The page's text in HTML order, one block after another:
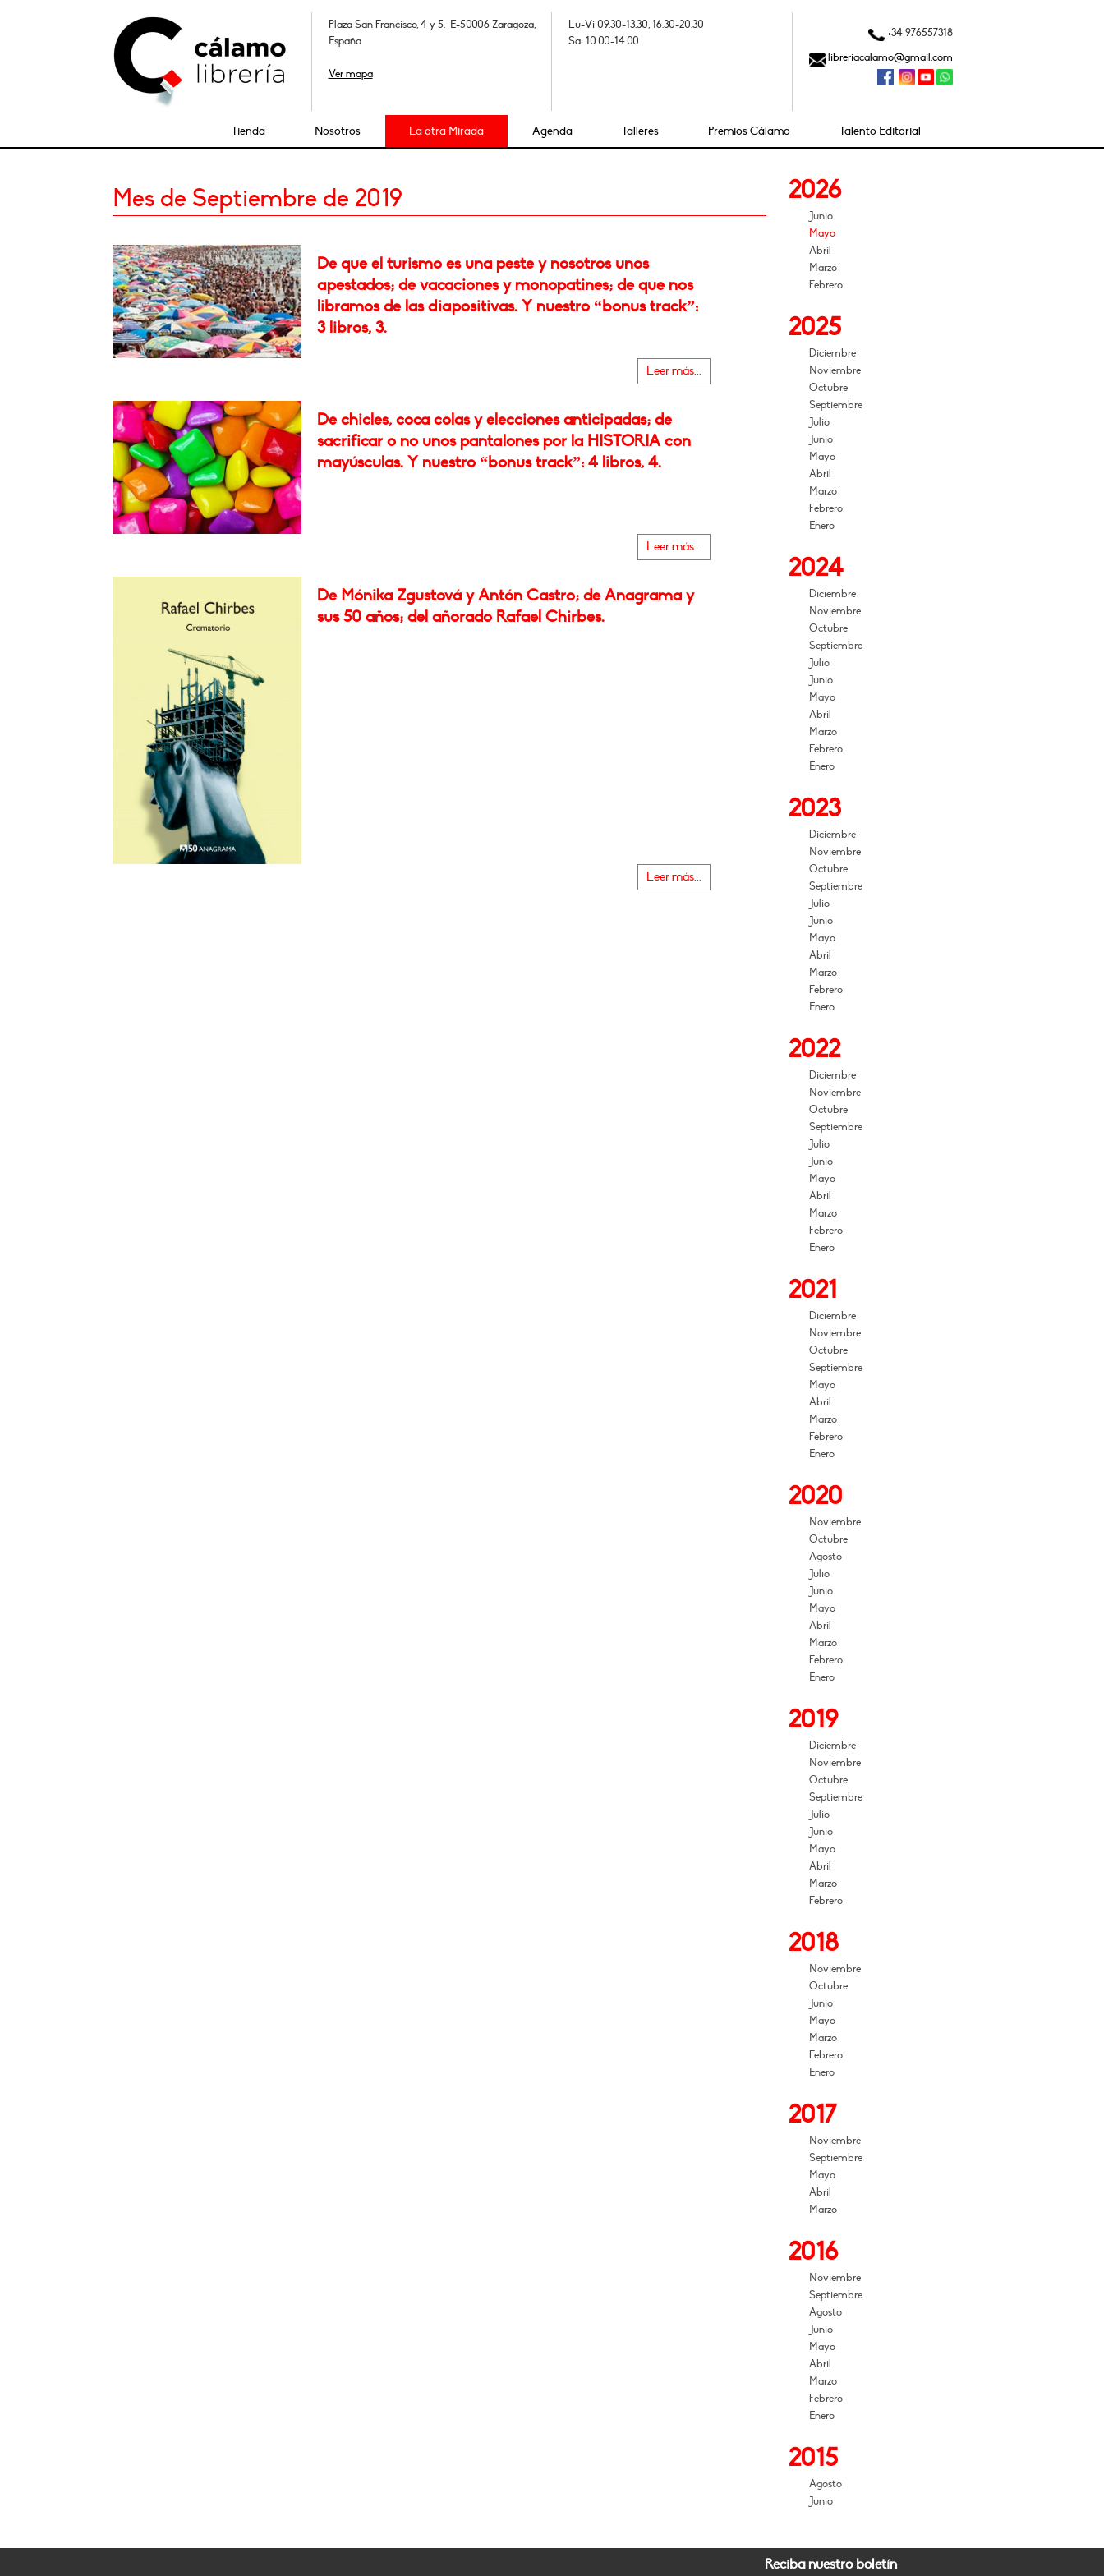
Plaza San Francisco, 4 y 5. E-50006 Zaragoza,
España
Ver mapa
Lu-Vi 09.30-13.30, 16.30-20.30
Sa: 10.00-14.00
+34 976557318
libreriacalamo@gmail.com
Tienda Nosotros La otra Mirada Agenda Talleres Premios Cálamo Talento Editorial
Mes de Septiembre de 2019
De que el turismo es una peste y nosotros unos
apestados; de vacaciones y monopatines; de que nos
libramos de las diapositivas. Y nuestro “bonus track”:
3 libros, 3.
Leer más...
De chicles, coca colas y elecciones anticipadas; de
sacrificar o no unos pantalones por la HISTORIA con
mayúsculas. Y nuestro “bonus track”: 4 libros, 4.
Leer más...
De Mónika Zgustová y Antón Castro; de Anagrama y
sus 50 años; del añorado Rafael Chirbes.
Leer más...
2026
Junio
Mayo
Abril
Marzo
Febrero
2025
Diciembre
Noviembre
Octubre
Septiembre
Julio
Junio
Mayo
Abril
Marzo
Febrero
Enero
2024
Diciembre
Noviembre
Octubre
Septiembre
Julio
Junio
Mayo
Abril
Marzo
Febrero
Enero
2023
Diciembre
Noviembre
Octubre
Septiembre
Julio
Junio
Mayo
Abril
Marzo
Febrero
Enero
2022
Diciembre
Noviembre
Octubre
Septiembre
Julio
Junio
Mayo
Abril
Marzo
Febrero
Enero
2021
Diciembre
Noviembre
Octubre
Septiembre
Mayo
Abril
Marzo
Febrero
Enero
2020
Noviembre
Octubre
Agosto
Julio
Junio
Mayo
Abril
Marzo
Febrero
Enero
2019
Diciembre
Noviembre
Octubre
Septiembre
Julio
Junio
Mayo
Abril
Marzo
Febrero
2018
Noviembre
Octubre
Junio
Mayo
Marzo
Febrero
Enero
2017
Noviembre
Septiembre
Mayo
Abril
Marzo
2016
Noviembre
Septiembre
Agosto
Junio
Mayo
Abril
Marzo
Febrero
Enero
2015
Agosto
Junio
Reciba nuestro boletín